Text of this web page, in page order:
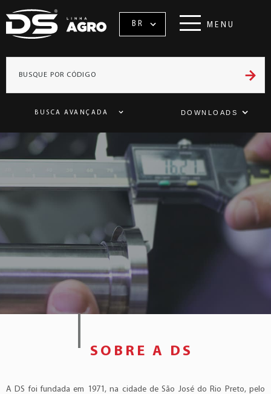
BR MENU
BUSCA AVANÇADA DOWNLOADS
SOBRE A DS
A DS foi fundada em 1971, na cidade de São José do Rio Preto, pelo